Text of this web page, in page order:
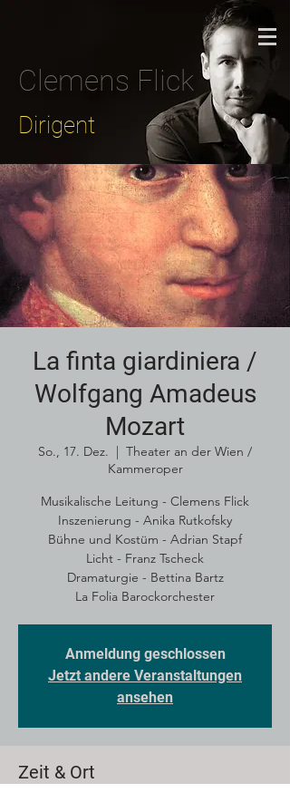
Clemens Flick
Dirigent
La finta giardiniera /
Wolfgang Amadeus
Mozart
So., 17. Dez.
  |
Theater an der Wien /
Kammeroper
Musikalische Leitung - Clemens Flick
Inszenierung - Anika Rutkofsky
Bühne und Kostüm - Adrian Stapf
Licht - Franz Tscheck
Dramaturgie - Bettina Bartz
La Folia Barockorchester
Anmeldung geschlossen
Jetzt andere Veranstaltungen
ansehen
Zeit & Ort